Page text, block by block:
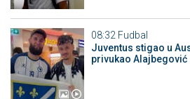
08:32 Fudbal
Juventus stigao u
privukao Alajbegović